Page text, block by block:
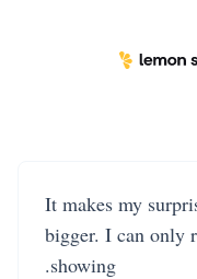
It makes my
bigger. I can only
showing.